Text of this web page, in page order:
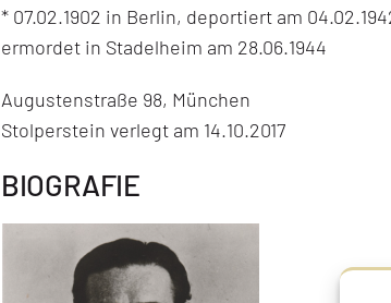
* 07.02.1902 in Berlin, deportiert am
ermordet in Stadelheim am 28.06.1944
Augustenstraße 98, München
Stolperstein verlegt am 14.10.2017
BIOGRAFIE